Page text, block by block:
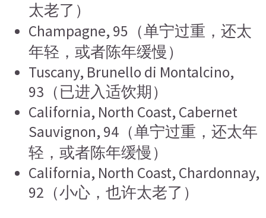
太老了）
Champagne, 95（单宁过重，还太
年轻，或者陈年缓慢）
Tuscany, Brunello di Montalcino,
93（已进入适饮期）
California, North Coast, Cabernet
Sauvignon, 94（单宁过重，还太年
轻，或者陈年缓慢）
California, North Coast, Chardonnay,
92（小心，也许太老了）